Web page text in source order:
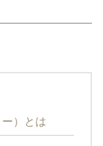
）とは